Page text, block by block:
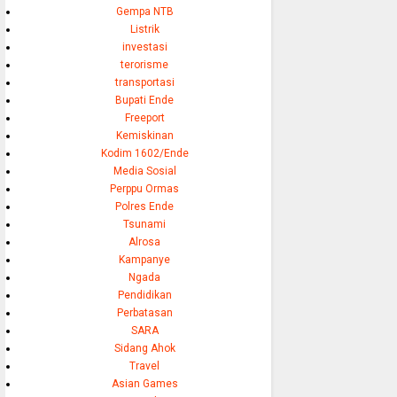
Gempa NTB
Listrik
investasi
terorisme
transportasi
Bupati Ende
Freeport
Kemiskinan
Kodim 1602/Ende
Media Sosial
Perppu Ormas
Polres Ende
Tsunami
Alrosa
Kampanye
Ngada
Pendidikan
Perbatasan
SARA
Sidang Ahok
Travel
Asian Games